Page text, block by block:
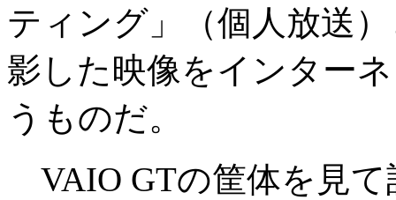
ティング」（個人放送
影した映像をインター
うものだ。
VAIO GTの筐体を見て